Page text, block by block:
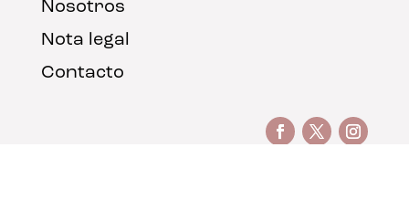
Nosotros
Nota legal
Contacto